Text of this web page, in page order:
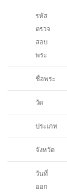
รหัส
ตรวจ
สอบ
พระ
ชื่อพระ
วัด
ประเภท
จังหวัด
วันที่
ออก